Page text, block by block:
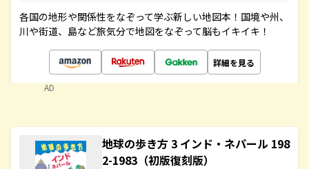
各国の地形や関係性をなぞって学ぶ新しい地図本！国境や州、
川や街道、島など旅気分で地図をなぞって脳もイキイキ！
詳細を見る
AD
地球の歩き方 3 インド・ネパール 198
2-1983（初版復刻版）